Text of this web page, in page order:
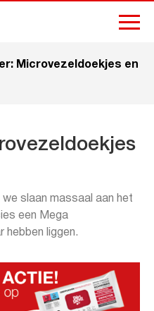
Microvezeldoekjes en
slaan massaal aan het
een Mega
hebben liggen.